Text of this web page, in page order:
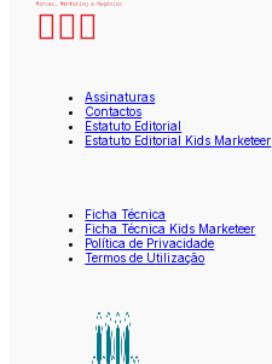
Assinaturas
Contactos
Estatuto Editorial
Estatuto Editorial Kids Marketeer
Ficha Técnica
Ficha Técnica Kids Marketeer
Política de Privacidade
Termos de Utilização